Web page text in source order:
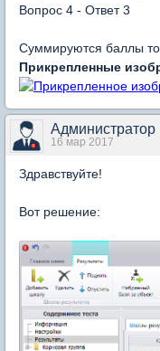
Вопрос 4 - Ответ 3
Суммируются баллы
Прикрепленные
Администратор
16 мар 2017
Здравствуйте!
Вот решение: